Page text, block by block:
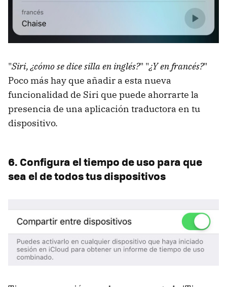
"Siri, ¿cómo se dice silla en inglés?" "¿Y en francés?"
Poco más hay que añadir a esta nueva
funcionalidad de Siri que puede ahorrarte la
presencia de una aplicación traductora en tu
dispositivo.
6. Configura el tiempo de uso para que
sea el de todos tus dispositivos